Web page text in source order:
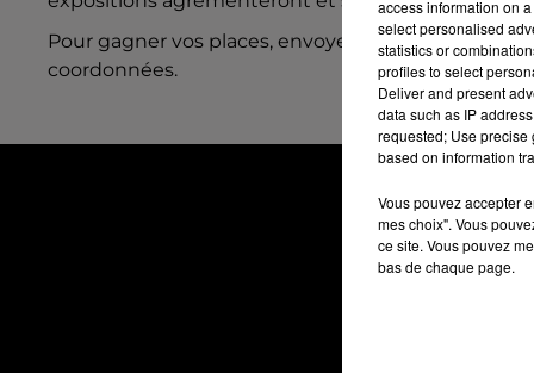
Pour gagner vos places, envoyez-nous le mot de
coordonnées.
access information on
select personalised
statistics or
profiles to select
Deliver and present
data such as IP
requested; Use precise
based on information
Vous pouvez accepter
mes choix". Vous
ce site. Vous pouvez
bas de chaque page.